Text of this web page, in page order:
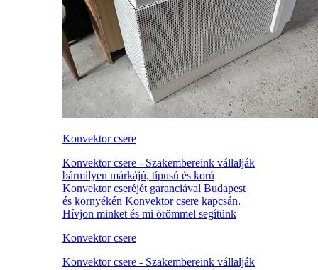
Konvektor csere
Konvektor csere - Szakembereink vállalják
bármilyen márkájú, típusú és korú
Konvektor cseréjét garanciával Budapest
és környékén Konvektor csere kapcsán.
Hívjon minket és mi örömmel segítünk
Konvektor csere
Konvektor csere - Szakembereink vállalják